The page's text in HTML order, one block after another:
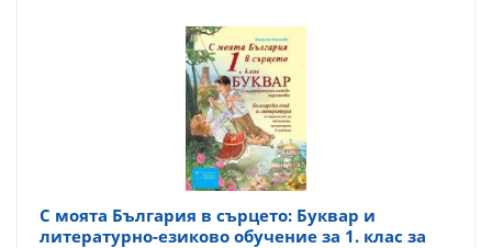
С моята България в сърцето: Буквар и
литературно-езиково обучение за 1. клас за